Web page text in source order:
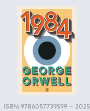
ISBN: 9786057739599 — 2025